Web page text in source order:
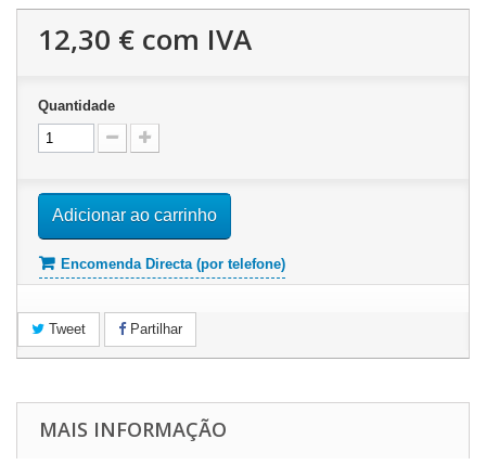
12,30 € com IVA
Quantidade
Adicionar ao carrinho
Encomenda Directa (por telefone)
Tweet Partilhar
MAIS INFORMAÇÃO